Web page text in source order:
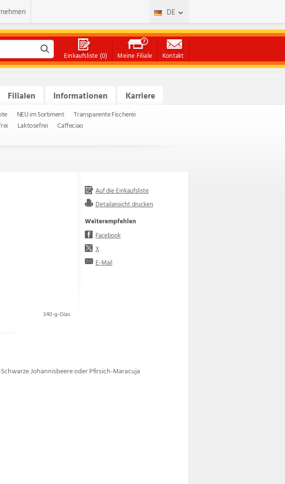
DE
Einkaufsliste (0) Meine Filiale Kontakt
NEU im Sortiment
Transparente Fischerei
Laktosefrei
Caffeciao
Filialen Informationen Karriere
340-g-Glas
Johannisbeere oder Pfirsich-Maracuja
Auf die Einkaufsliste
Detailansicht drucken
Weiterempfehlen
Facebook
X
E-Mail